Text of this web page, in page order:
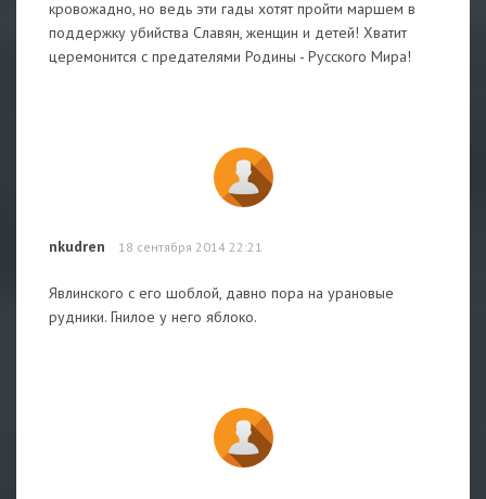
кровожадно, но ведь эти гады хотят пройти маршем в
поддержку убийства Славян, женщин и детей! Хватит
церемонится с предателями Родины - Русского Мира!
nkudren 18 сентября 2014 22:21
Явлинского с его шоблой, давно пора на урановые
рудники. Гнилое у него яблоко.